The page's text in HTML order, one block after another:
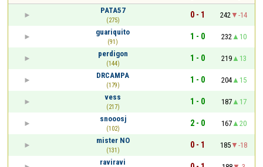
PATA57
(275)
0 - 1 242
-14
guariquito
(91)
1 - 0 232
10
perdigon
(144)
1 - 0 219
13
DRCAMPA
(179)
1 - 0 204
15
vess
(217)
1 - 0 187
17
snooosj
(102)
2 - 0 167
20
mister NO
(131)
0 - 1 185
-18
raviravi